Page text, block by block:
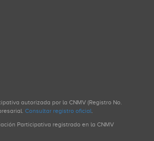
autorizada por la CNMV (Registro No.
Consultar registro oficial
Participativa registrado en la CNMV